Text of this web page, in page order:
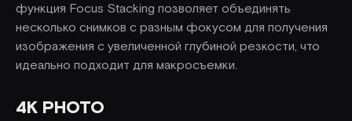
функция Focus Stacking позволяет объединять
несколько снимков с разным фокусом для получения
изображения с увеличенной глубиной резкости, что
идеально подходит для макросъемки.
4K PHOTO